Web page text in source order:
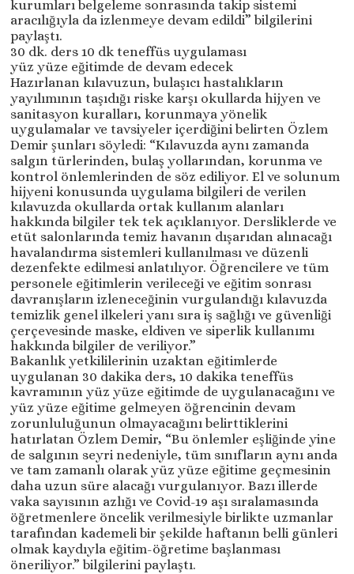
kurumları belgeleme sonrasında takip sistemi
aracılığıyla da izlenmeye devam edildi” bilgilerini
paylaştı.
30 dk. ders 10 dk teneffüs uygulaması
yüz yüze eğitimde de devam edecek
Hazırlanan kılavuzun, bulaşıcı hastalıkların
yayılımının taşıdığı riske karşı okullarda hijyen ve
sanitasyon kuralları, korunmaya yönelik
uygulamalar ve tavsiyeler içerdiğini belirten Özlem
Demir şunları söyledi: “Kılavuzda aynı zamanda
salgın türlerinden, bulaş yollarından, korunma ve
kontrol önlemlerinden de söz ediliyor. El ve solunum
hijyeni konusunda uygulama bilgileri de verilen
kılavuzda okullarda ortak kullanım alanları
hakkında bilgiler tek tek açıklanıyor. Dersliklerde ve
etüt salonlarında temiz havanın dışarıdan alınacağı
havalandırma sistemleri kullanılması ve düzenli
dezenfekte edilmesi anlatılıyor. Öğrencilere ve tüm
personele eğitimlerin verileceği ve eğitim sonrası
davranışların izleneceğinin vurgulandığı kılavuzda
temizlik genel ilkeleri yanı sıra iş sağlığı ve güvenliği
çerçevesinde maske, eldiven ve siperlik kullanımı
hakkında bilgiler de veriliyor.”
Bakanlık yetkililerinin uzaktan eğitimlerde
uygulanan 30 dakika ders, 10 dakika teneffüs
kavramının yüz yüze eğitimde de uygulanacağını ve
yüz yüze eğitime gelmeyen öğrencinin devam
zorunluluğunun olmayacağını belirttiklerini
hatırlatan Özlem Demir, “Bu önlemler eşliğinde yine
de salgının seyri nedeniyle, tüm sınıfların aynı anda
ve tam zamanlı olarak yüz yüze eğitime geçmesinin
daha uzun süre alacağı vurgulanıyor. Bazı illerde
vaka sayısının azlığı ve Covid-19 aşı sıralamasında
öğretmenlere öncelik verilmesiyle birlikte uzmanlar
tarafından kademeli bir şekilde haftanın belli günleri
olmak kaydıyla eğitim-öğretime başlanması
öneriliyor.” bilgilerini paylaştı.